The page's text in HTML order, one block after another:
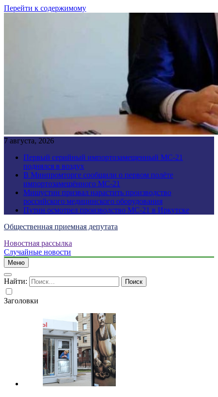
Перейти к содержимому
7 августа, 2026
Первый серийный импортозамещенный МС-21
поднялся в воздух
В Минпромторге сообщили о первом полёте
импортозамещённого МС-21
Мишустин призвал нарастить производство
российского медицинского оборудования
Путин осмотрел производство МС-21 в Иркутске
Общественная приемная депутата
Новостная рассылка
Случайные новости
Меню
Найти:
Заголовки